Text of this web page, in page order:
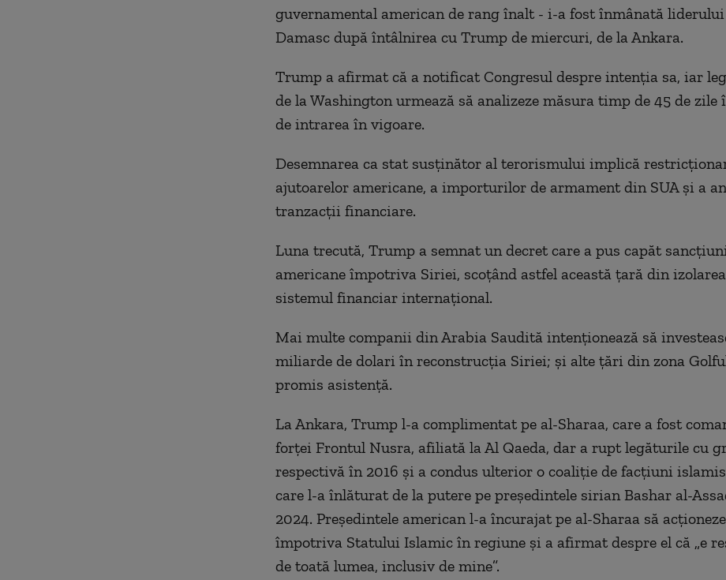
guvernamental american de rang înalt - i-a fost înmânată liderului
Damasc după întâlnirea cu Trump de miercuri, de la Ankara.
Trump a afirmat că a notificat Congresul despre intenţia sa, iar
de la Washington urmează să analizeze măsura timp de 45 de zile
de intrarea în vigoare.
Desemnarea ca stat susţinător al terorismului implică
ajutoarelor americane, a importurilor de armament din SUA şi a
tranzacţii financiare.
Luna trecută, Trump a semnat un decret care a pus capăt
americane împotriva Siriei, scoţând astfel această ţară din
sistemul financiar internaţional.
Mai multe companii din Arabia Saudită intenţionează să
miliarde de dolari în reconstrucţia Siriei; şi alte ţări din zona
promis asistenţă.
La Ankara, Trump l-a complimentat pe al-Sharaa, care a fost
forţei Frontul Nusra, afiliată la Al Qaeda, dar a rupt legăturile cu
respectivă în 2016 şi a condus ulterior o coaliţie de facţiuni
care l-a înlăturat de la putere pe preşedintele sirian Bashar al-
2024. Preşedintele american l-a încurajat pe al-Sharaa să acţioneze
împotriva Statului Islamic în regiune şi a afirmat despre el că „e
de toată lumea, inclusiv de mine”.